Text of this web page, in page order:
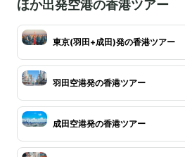
ほか出発空港の香港ツアー
東京(羽田+成田)発の香港ツアー
羽田空港発の香港ツアー
成田空港発の香港ツアー